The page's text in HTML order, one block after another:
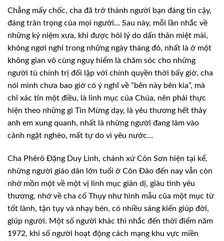
Chẳng mấy chốc, cha đã trở thành người bạn đáng tin cậy,
đáng trân trọng của mọi người… Sau này, mỗi lần nhắc về
những kỷ niệm xưa, khi được hỏi lý do dấn thân miệt mài,
không ngơi nghỉ trong những ngày tháng đó, nhất là ở một
không gian vô cùng nguy hiểm là chăm sóc cho những
người tù chính trị đối lập với chính quyền thời bấy giờ, cha
nói mình chưa bao giờ có ý nghĩ về “bên này bên kia”, mà
chỉ xác tín một điều, là linh mục của Chúa, nên phải thực
hiện theo những gì Tin Mừng dạy, là yêu thương hết thảy
anh em xung quanh, nhất là những người đang lâm vào
cảnh ngặt nghèo, mất tự do vì yêu nước…
Cha Phêrô Đặng Duy Linh, chánh xứ Côn Sơn hiện tại kể,
những người giáo dân lớn tuổi ở Côn Đảo đến nay vẫn còn
nhớ mồn một về một vị linh mục giản dị, giàu tình yêu
thương, nhớ về cha cố Thụy như hình mẫu của một mục tử
tốt lành, tận tụy và nhạy bén, có nhiều sáng kiến giúp đời,
giúp người. Một số người khác thì nhắc đến thời điểm năm
1972, khi số người hoạt động cách mạng khu vực miền